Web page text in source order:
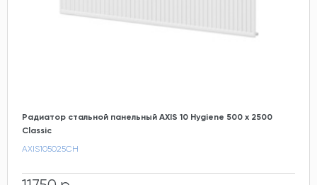
Радиатор стальной панельный AXIS 10 Hygiene 500 x 2500
Classic
AXIS105025CH